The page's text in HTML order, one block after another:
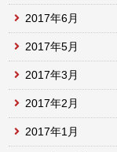
2017年6月
2017年5月
2017年3月
2017年2月
2017年1月